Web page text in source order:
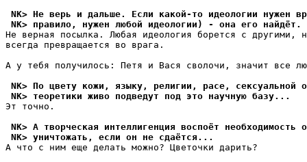
NK> Не верь и дальше. Если какой-то идеологии нужен
NK> правило, нужен любой идеологии) - она его найдёт.
Не верная посылка. Любая идеология борется с другими,
всегда превращается во врага.
А у тебя получилось: Петя и Вася сволочи, значит все
NK> По цвету кожи, языку, религии, расе, сексуальной
NK> теоретики живо подведут под это научную базу...
Эт точно.
NK> А творческая интеллигенция воспоёт необходимость
NK> уничтожать, если он не сдаётся...
А что с ним еще делать можно? Цветочки дарить?